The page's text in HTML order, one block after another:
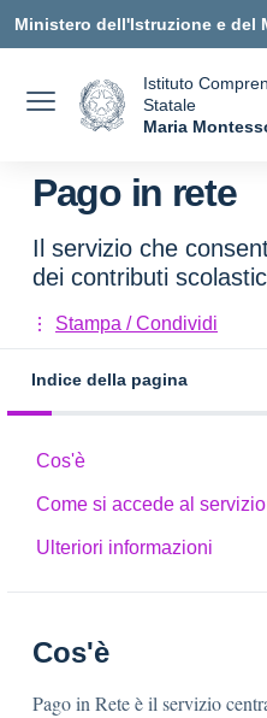
Ministero dell'Istruzione e del
Istituto
Statale
Maria
Pago in rete
Il servizio che
dei contributi
Stampa / Condividi
Indice della pagina
Cos'è
Come si accede al servizio
Ulteriori informazioni
Cos'è
Pago in Rete è il servizio